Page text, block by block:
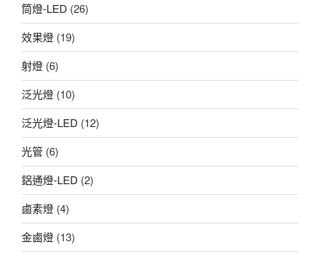
筒燈-LED (26)
效果燈 (19)
射燈 (6)
泛光燈 (10)
泛光燈-LED (12)
光管 (6)
鋁通燈-LED (2)
鹵素燈 (4)
金鹵燈 (13)